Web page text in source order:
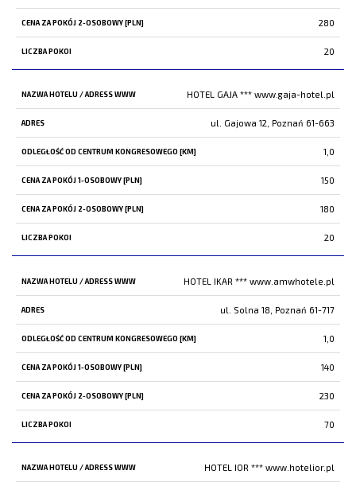
280
20
HOTEL GAJA ***www.gaja-hotel.pl
ul. Gajowa 12, Poznań 61-663
1,0
150
180
20
HOTEL IKAR ***www.amwhotele.pl
ul. Solna 18, Poznań 61-717
1,0
140
230
70
HOTEL IOR ***www.hotelior.pl